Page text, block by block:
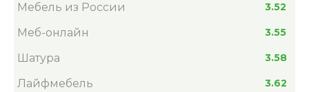
Мебель из России 3.52
Меб-онлайн 3.55
Шатура 3.58
Лайфмебель 3.62